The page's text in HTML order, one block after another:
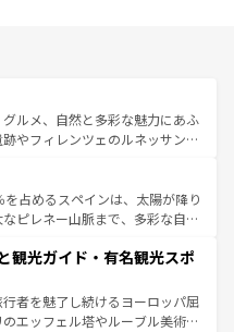
ルメ、自然と多彩な魅力にあふ
やフィレンツェのルネッサンス
田園風景やアマルフィ海岸の絶
ない。観光の合間には、本場の
イタリア料理を堪能することも
忘れられない旅をしてみよう！
は
占めるスペインは、太陽が降り
ピレネー山脈まで、多彩な自然
情熱的なフラメンコ、熱気あふ
タパスが生活の一部となってい
された雰囲気や、バルセロナの
地方では古代ローマ遺跡や中世
観光ガイド・有名観光スポ
者を魅了し続けるヨーロッパ屈
エッフェル塔やルーブル美術館